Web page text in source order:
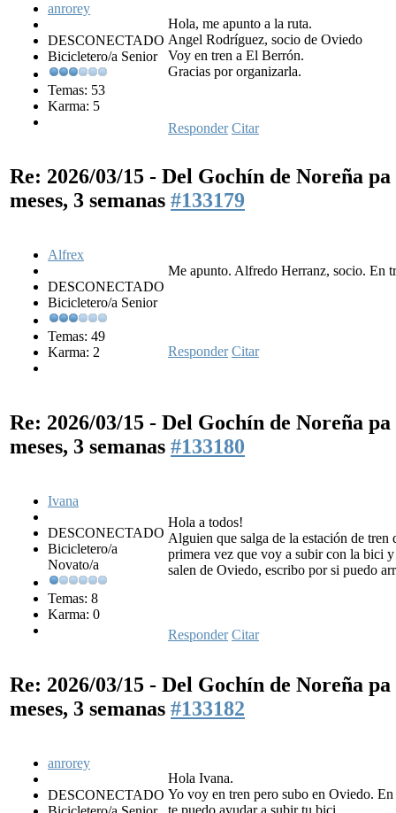
anrorey
DESCONECTADO
Bicicletero/a Senior
Temas: 53
Karma: 5
Hola, me apunto a la ruta.
Angel Rodríguez, socio de Oviedo
Voy en tren a El Berrón.
Gracias por organizarla.
Responder Citar
Re: 2026/03/15 - Del Gochín de Noreña
meses, 3 semanas #133179
Alfrex
DESCONECTADO
Bicicletero/a Senior
Temas: 49
Karma: 2
Me apunto. Alfredo Herranz, socio. En
Responder Citar
Re: 2026/03/15 - Del Gochín de Noreña
meses, 3 semanas #133180
Ivana
DESCONECTADO
Bicicletero/a
Novato/a
Temas: 8
Karma: 0
Hola a todos!
Alguien que salga de la estación de tren
primera vez que voy a subir con la bici
salen de Oviedo, escribo por si puedo
Responder Citar
Re: 2026/03/15 - Del Gochín de Noreña
meses, 3 semanas #133182
anrorey
DESCONECTADO
Hola Ivana.
Yo voy en tren pero subo en Oviedo.
te puedo ayudar a subir tu bici.